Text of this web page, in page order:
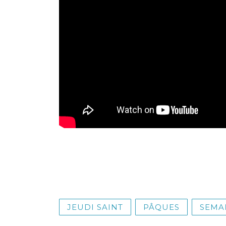
JEUDI SAINT PÂQUES